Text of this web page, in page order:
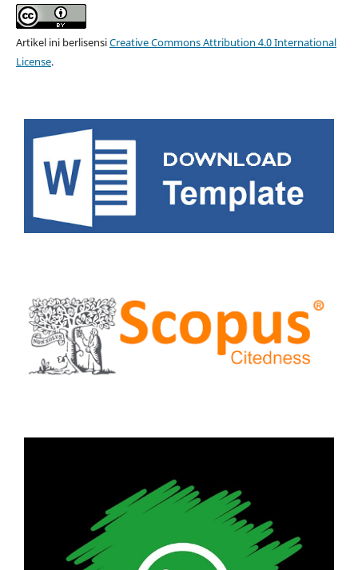
Artikel ini berlisensiCreative Commons Attribution 4.0 International
License.